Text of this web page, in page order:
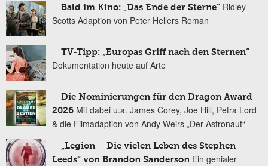
Bald im Kino: „Das Ende der Sterne“ Ridley
Scotts Adaption von Peter Hellers Roman
TV-Tipp: „Europas Griff nach den Sternen“
Dokumentation heute auf Arte
Die Nominierungen für den Dragon Award
2026 Mit dabei u.a. James Corey, Joe Hill, Petra Lord
& die Filmadaption von Andy Weirs „Der Astronaut“
„Legion – Die vielen Leben des Stephen
Leeds“ von Brandon Sanderson Ein genialer